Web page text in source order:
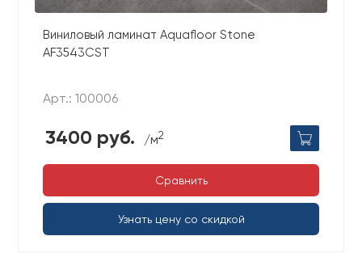
Виниловый ламинат Aquafloor Stone
AF3543CST
Арт.: 100006
3400 руб. /м2
Сравнить
Узнать цену со скидкой